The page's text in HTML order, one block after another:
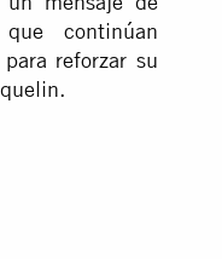
continúan
reforzar su